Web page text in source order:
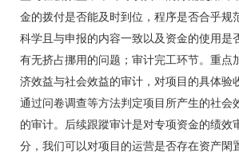
金的拨付是否能及时到位，程序是否合乎规
科学且与申报的内容一致以及资金的使用是
有无挤占挪用的问题；审计完工环节。重点
济效益与社会效益的审计，对项目的具体验
通过问卷调查等方法判定项目所产生的社会
的审计。后续跟蹤审计是对专项资金的绩效
分，我们可以对项目的运营是否存在资产閑